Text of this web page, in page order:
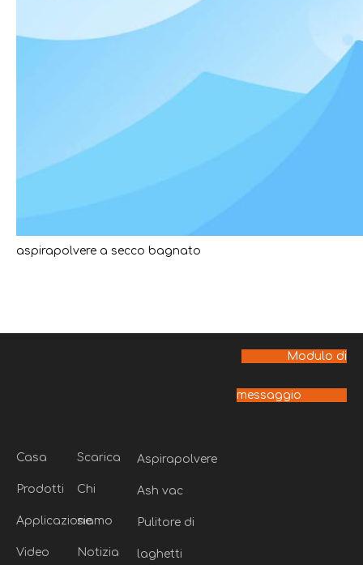
aspirapolvere a secco bagnato
Modulo di
messaggio
Casa
Prodotti
Applicazione
Video
Scarica
Chi
siamo
Notizia
Aspirapolvere
Ash vac
Pulitore di
laghetti